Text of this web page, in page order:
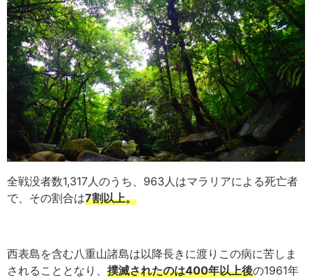
全戦没者数1,317人のうち、963人はマラリアによる死亡者
で、その割合は7割以上。
西表島を含む八重山諸島は以降長きに渡りこの病に苦しま
されることとなり、 撲滅されたのは400年以上後の1961年